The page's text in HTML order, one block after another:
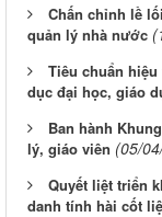
Chấn chỉnh lề
quản lý nhà nước
Tiêu chuẩn
dục đại học, giáo
Ban hành
lý, giáo viên (05/
Quyết liệt triển
danh tính hài cốt